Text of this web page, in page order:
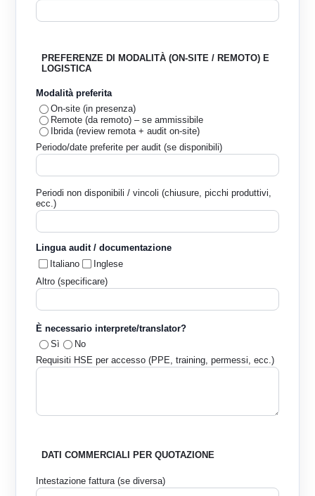
PREFERENZE DI MODALITÀ (ON-SITE / REMOTO) E
LOGISTICA
Modalità preferita
On-site (in presenza)
Remote (da remoto) – se ammissibile
Ibrida (review remota + audit on-site)
Periodo/date preferite per audit (se disponibili)
Periodi non disponibili / vincoli (chiusure, picchi produttivi,
ecc.)
Lingua audit / documentazione
Italiano
Inglese
Altro (specificare)
È necessario interprete/translator?
Sì
No
Requisiti HSE per accesso (PPE, training, permessi, ecc.)
DATI COMMERCIALI PER QUOTAZIONE
Intestazione fattura (se diversa)